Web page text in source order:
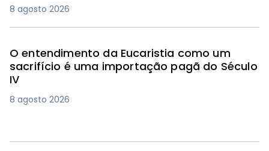
8 agosto 2026
O entendimento da Eucaristia como um
sacrifício é uma importação pagã do Século
IV
8 agosto 2026